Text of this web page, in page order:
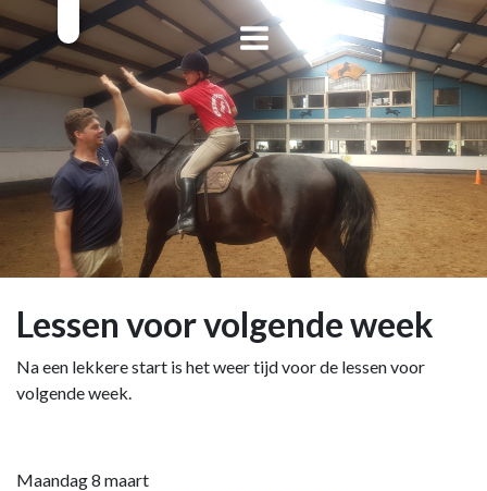
Lessen voor volgende week
Na een lekkere start is het weer tijd voor de lessen voor
volgende week.
Maandag 8 maart